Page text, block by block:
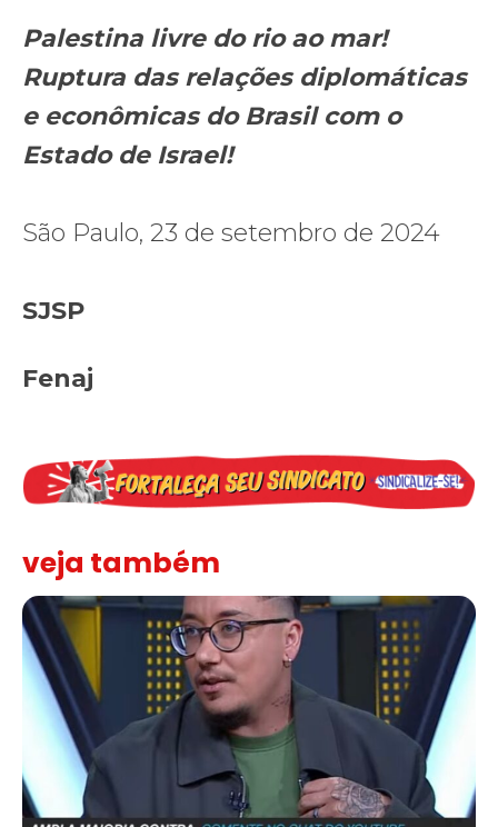
Palestina livre do rio ao mar!
Ruptura das relações diplomáticas
e econômicas do Brasil com o
Estado de Israel!
São Paulo, 23 de setembro de 2024
SJSP
Fenaj
veja também
Solidariedade ao jornalista Caê Vasconcelos e repúdio aos